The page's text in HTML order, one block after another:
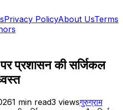
Privacy PolicyAbout UsTerms
प्रशासन की सर्जिकल
1 min read3 viewsगुरुग्राम